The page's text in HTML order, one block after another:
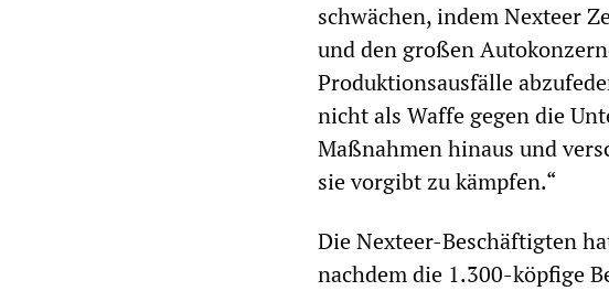
schwächen, indem Nexteer
und den großen
Produktionsausfälle
nicht als Waffe gegen die
Maßnahmen hinaus und
sie vorgibt zu kämpfen.“
Die Nexteer-Beschäftigten
nachdem die 1.300-köpfige